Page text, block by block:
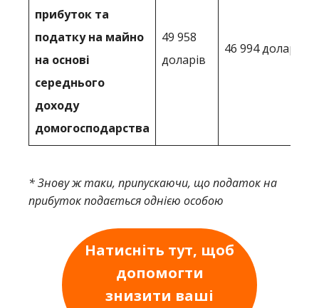
прибуток та
податку на майно
на основі
середнього
доходу
домогосподарства
49 958
доларів
46 994 доларів
* Знову ж таки, припускаючи, що податок на
прибуток подається однією особою
Натисніть тут, щоб
допомогти
знизити ваші